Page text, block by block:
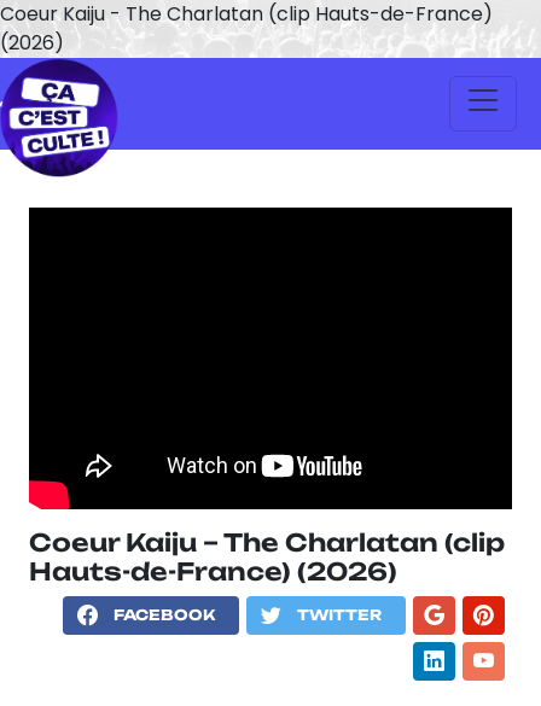
Coeur Kaiju - The Charlatan (clip Hauts-de-France)
(2026)
Coeur Kaiju – The Charlatan (clip
Hauts-de-France) (2026)
FACEBOOK TWITTER